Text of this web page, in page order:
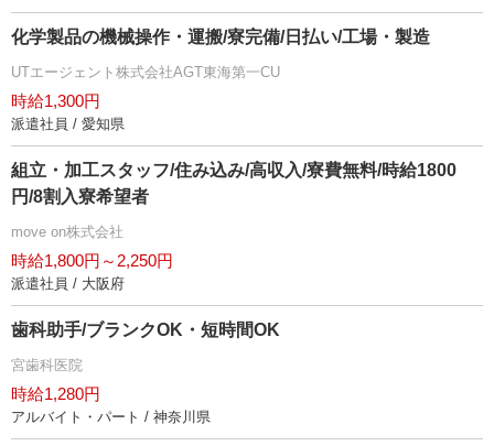
化学製品の機械操作・運搬/寮完備/日払い/工場・製造
UTエージェント株式会社AGT東海第一CU
時給1,300円
派遣社員 / 愛知県
組立・加工スタッフ/住み込み/高収入/寮費無料/時給1800
円/8割入寮希望者
move on株式会社
時給1,800円～2,250円
派遣社員 / 大阪府
歯科助手/ブランクOK・短時間OK
宮歯科医院
時給1,280円
アルバイト・パート / 神奈川県